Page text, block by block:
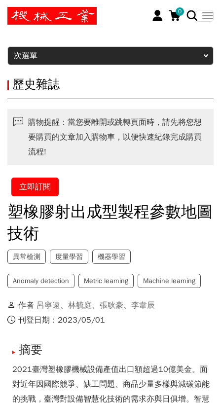
0
暫停
次選單
歷史雜誌
購物提醒：當您要離開或跳轉頁面時，請先將您想
要購買的文章加入購物車，以便快速紀錄完成購買
流程!
立即訂閱
塑橡膠射出成型製程參數地圖
技術
異常檢測 度量學習 機器學習
Anomaly detection Metric learning Machine learning
作者 呂寧遠、 林毓庭、 張耿豪、 李韋辰
刊登日期：2023/05/01
摘要
2021臺灣塑橡膠機械設備產值出口額超過10億美金。面
對近年因國際競爭、缺工問題、商品少量多樣與減碳節能
的挑戰，臺灣對設備智慧化技術的需求亦與日俱增。智慧